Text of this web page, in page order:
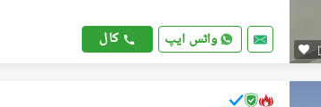
واٹس ایپ کال